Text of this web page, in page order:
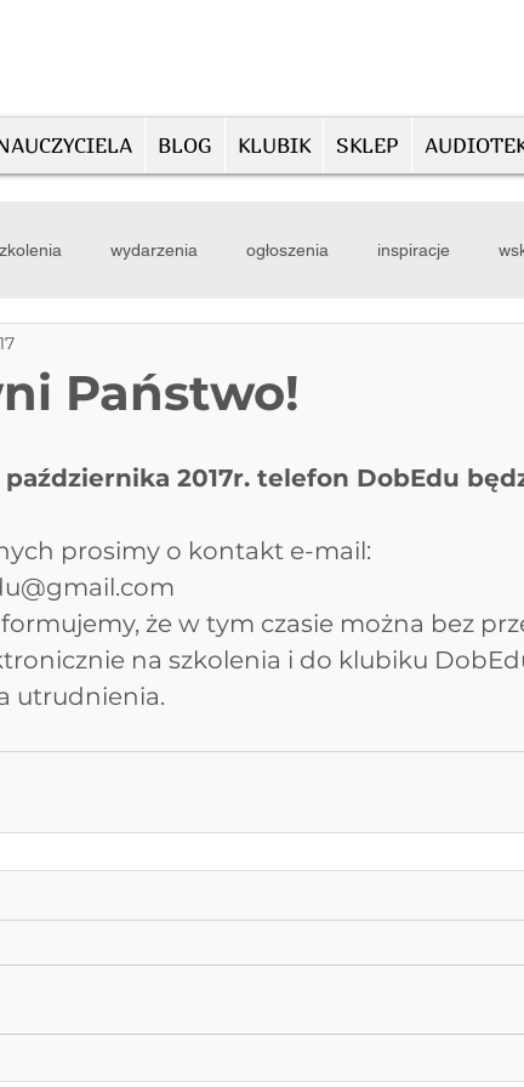
BLOG KLUBIK SKLEP
wydarzenia ogłoszenia inspiracje
Państwo!
października 2017r. telefon DobEdu
prosimy o kontakt e-mail:
że w tym czasie można bez
na szkolenia i do klubiku
utrudnienia.